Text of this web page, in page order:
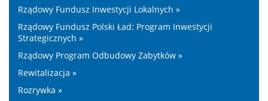
Rządowy Fundusz Inwestycji Lokalnych »
Rządowy Fundusz Polski Ład: Program Inwestycji
Strategicznych »
Rządowy Program Odbudowy Zabytków »
Rewitalizacja »
Rozrywka »